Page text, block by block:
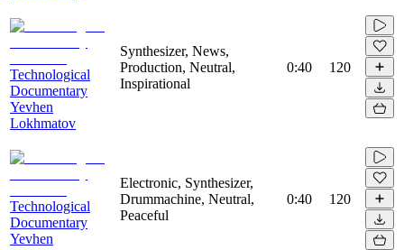
Technological
Documentary
Yevhen
Lokhmatov
Synthesizer, News,
Production, Neutral,
Inspirational
0:40 120
Technological
Documentary
Yevhen
Electronic, Synthesizer,
Drummachine, Neutral,
Peaceful
0:40 120